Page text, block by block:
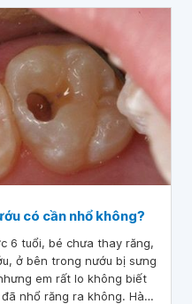
có cần nhổ không?
6 tuổi, bé chưa thay răng,
ở bên trong nướu bị sưng
em rất lo không biết
nhổ răng ra không. Hàm